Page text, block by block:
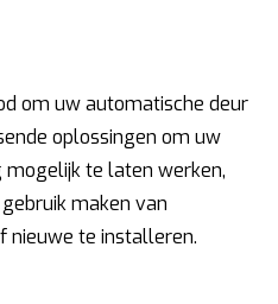
om uw automatische deur
oplossingen om uw
te laten werken,
maken van
nieuwe te installeren.